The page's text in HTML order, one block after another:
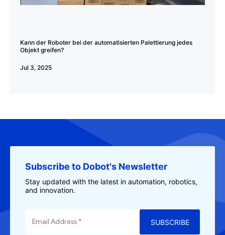
Kann der Roboter bei der automatisierten Palettierung jedes
Objekt greifen?
Jul 3, 2025
Subscribe to Dobot's Newsletter
Stay updated with the latest in automation, robotics,
and innovation.
SUBSCRIBE